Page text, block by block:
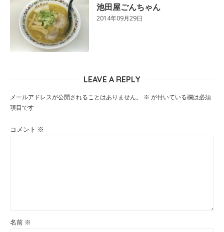
池田屋ごんちゃん
2014年09月29日
LEAVE A REPLY
メールアドレスが公開されることはありません。 ※ が付いている欄は必須
項目です
コメント ※
名前 ※